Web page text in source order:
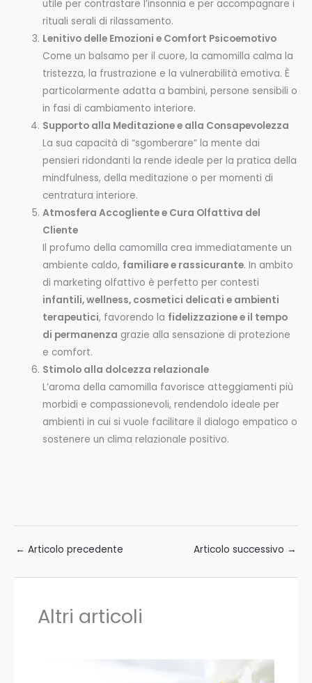
utile per contrastare l’insonnia e per accompagnare i
rituali serali di rilassamento.
Lenitivo delle Emozioni e Comfort Psicoemotivo
Come un balsamo per il cuore, la camomilla calma la
tristezza, la frustrazione e la vulnerabilità emotiva. È
particolarmente adatta a bambini, persone sensibili o
in fasi di cambiamento interiore.
Supporto alla Meditazione e alla Consapevolezza
La sua capacità di “sgomberare” la mente dai
pensieri ridondanti la rende ideale per la pratica della
mindfulness, della meditazione o per momenti di
centratura interiore.
Atmosfera Accogliente e Cura Olfattiva del
Cliente
Il profumo della camomilla crea immediatamente un
ambiente caldo, familiare e rassicurante. In ambito
di marketing olfattivo è perfetto per contesti
infantili, wellness, cosmetici delicati e ambienti
terapeutici, favorendo la fidelizzazione e il tempo
di permanenza grazie alla sensazione di protezione
e comfort.
Stimolo alla dolcezza relazionale
L’aroma della camomilla favorisce atteggiamenti più
morbidi e compassionevoli, rendendolo ideale per
ambienti in cui si vuole facilitare il dialogo empatico o
sostenere un clima relazionale positivo.
← Articolo precedente Articolo successivo →
Altri articoli